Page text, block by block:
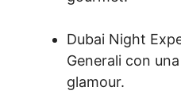
Dubai Night
Generali con
glamour.